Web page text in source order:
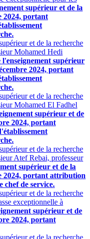
supérieur et de la
2024, portant
et de la recherche
Mohamed Hedi
supérieur
2024, portant
et de la recherche
Mohamed El Fadhel
supérieur et de
2024, portant
et de la recherche
Atef Rebai, professeur
supérieur et de la
2024, portant attribution
chef de service.
et de la recherche
exceptionnelle à
supérieur et de
2024, portant
et de la recherche